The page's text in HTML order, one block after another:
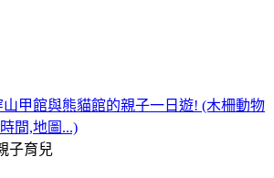
甲館與熊貓館的親子一日遊! (木柵動物
間,地圖...)
子育兒